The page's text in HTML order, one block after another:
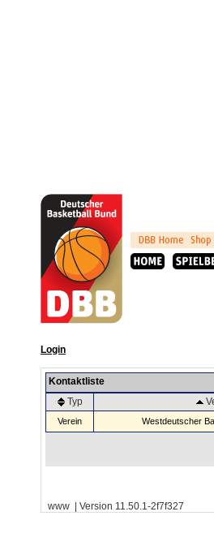
Login
Kontaktliste
Typ
Verein Westdeutscher
www | Version 11.50.1-2f7f327